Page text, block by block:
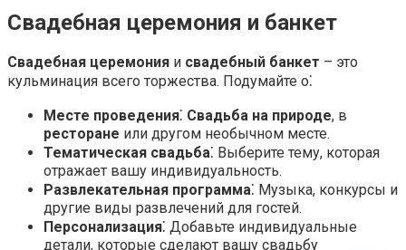
Свадебная церемония и банкет
Свадебная церемония и свадебный банкет – это
кульминация всего торжества. Подумайте о⁚
Месте проведения⁚ Свадьба на природе, в
ресторане или другом необычном месте.
Тематическая свадьба⁚ Выберите тему, которая
отражает вашу индивидуальность.
Развлекательная программа⁚ Музыка, конкурсы и
другие виды развлечений для гостей.
Персонализация⁚ Добавьте индивидуальные
детали, которые сделают вашу свадьбу